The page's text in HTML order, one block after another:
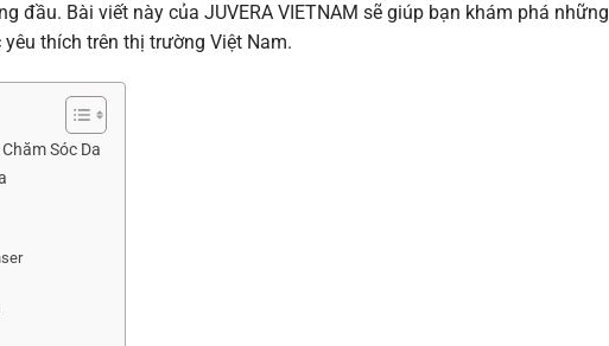
đầu. Bài viết này của JUVERA VIETNAM sẽ giúp bạn khám phá những
thích trên thị trường Việt Nam.
Sóc Da